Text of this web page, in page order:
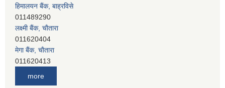
हिमालयन बैंक, बाह्रविसे
011489290
लक्ष्मी बैंक, चाैतारा
011620404
मेगा बैंक, चाैतारा
011620413
more